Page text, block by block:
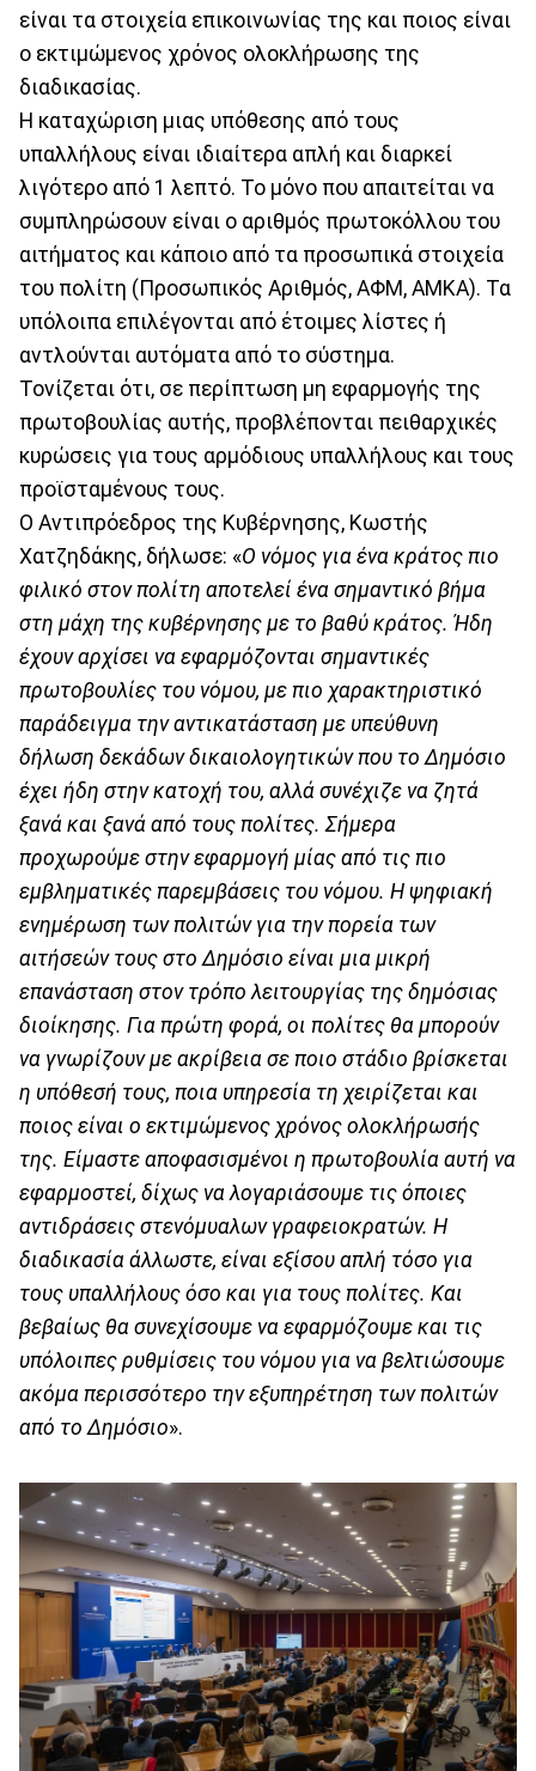
είναι τα στοιχεία επικοινωνίας της και ποιος είναι
ο εκτιμώμενος χρόνος ολοκλήρωσης της
διαδικασίας.
Η καταχώριση μιας υπόθεσης από τους
υπαλλήλους είναι ιδιαίτερα απλή και διαρκεί
λιγότερο από 1 λεπτό. Το μόνο που απαιτείται να
συμπληρώσουν είναι ο αριθμός πρωτοκόλλου του
αιτήματος και κάποιο από τα προσωπικά στοιχεία
του πολίτη (Προσωπικός Αριθμός, ΑΦΜ, ΑΜΚΑ). Τα
υπόλοιπα επιλέγονται από έτοιμες λίστες ή
αντλούνται αυτόματα από το σύστημα.
Τονίζεται ότι, σε περίπτωση μη εφαρμογής της
πρωτοβουλίας αυτής, προβλέπονται πειθαρχικές
κυρώσεις για τους αρμόδιους υπαλλήλους και τους
προϊσταμένους τους.
Ο Αντιπρόεδρος της Κυβέρνησης, Κωστής
Χατζηδάκης, δήλωσε: «Ο νόμος για ένα κράτος πιο
φιλικό στον πολίτη αποτελεί ένα σημαντικό βήμα
στη μάχη της κυβέρνησης με το βαθύ κράτος. Ήδη
έχουν αρχίσει να εφαρμόζονται σημαντικές
πρωτοβουλίες του νόμου, με πιο χαρακτηριστικό
παράδειγμα την αντικατάσταση με υπεύθυνη
δήλωση δεκάδων δικαιολογητικών που το Δημόσιο
έχει ήδη στην κατοχή του, αλλά συνέχιζε να ζητά
ξανά και ξανά από τους πολίτες. Σήμερα
προχωρούμε στην εφαρμογή μίας από τις πιο
εμβληματικές παρεμβάσεις του νόμου. Η ψηφιακή
ενημέρωση των πολιτών για την πορεία των
αιτήσεών τους στο Δημόσιο είναι μια μικρή
επανάσταση στον τρόπο λειτουργίας της δημόσιας
διοίκησης. Για πρώτη φορά, οι πολίτες θα μπορούν
να γνωρίζουν με ακρίβεια σε ποιο στάδιο βρίσκεται
η υπόθεσή τους, ποια υπηρεσία τη χειρίζεται και
ποιος είναι ο εκτιμώμενος χρόνος ολοκλήρωσής
της. Είμαστε αποφασισμένοι η πρωτοβουλία αυτή να
εφαρμοστεί, δίχως να λογαριάσουμε τις όποιες
αντιδράσεις στενόμυαλων γραφειοκρατών. Η
διαδικασία άλλωστε, είναι εξίσου απλή τόσο για
τους υπαλλήλους όσο και για τους πολίτες. Και
βεβαίως θα συνεχίσουμε να εφαρμόζουμε και τις
υπόλοιπες ρυθμίσεις του νόμου για να βελτιώσουμε
ακόμα περισσότερο την εξυπηρέτηση των πολιτών
από το Δημόσιο».